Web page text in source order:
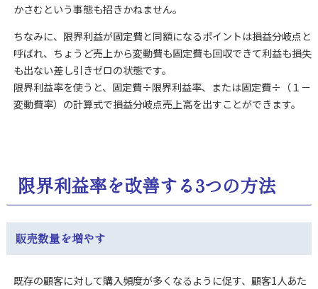
かさむという事態も招きかねません。
ちなみに、限界利益が固定費と同額になるポイントは損益分岐点と
呼ばれ、ちょうど売上から変動費も固定費も回収できて利益も損失
も出ない差し引きゼロの状態です。
限界利益率を使うと、固定費÷限界利益率、または固定費÷（１－
変動費率）の計算式で損益分岐点売上高を出すことができます。
限界利益率を改善する3つの方法
販売数量を増やす
既存の顧客に対して購入頻度が多くなるように促す、顧客1人あた